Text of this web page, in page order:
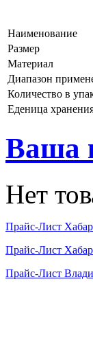
Наименование
Размер
Материал
Диапазон
Количество в
Еденица
Ваша
Нет
Прайс-Лист
Прайс-Лист
Прайс-Лист